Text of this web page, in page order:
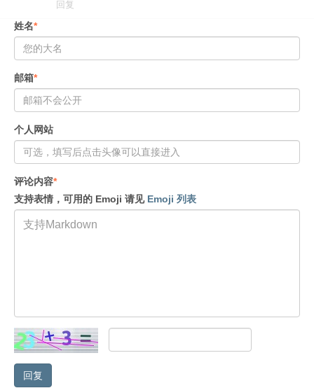
回复
姓名*
邮箱*
个人网站
评论内容*
支持表情，可用的 Emoji 请见 Emoji 列表